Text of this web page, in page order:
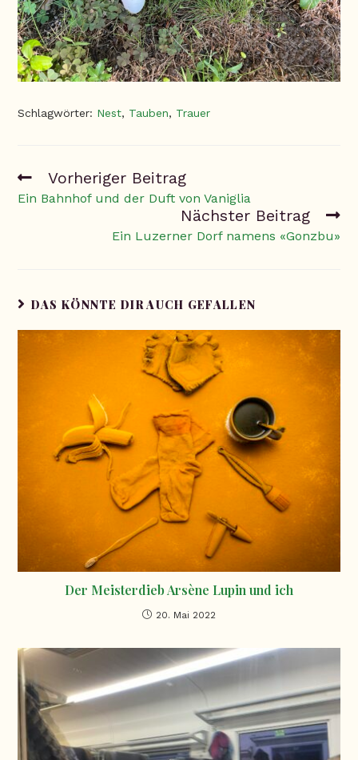
Schlagwörter: Nest, Tauben, Trauer
Vorheriger Beitrag
Ein Bahnhof und der Duft von Vaniglia
Nächster Beitrag
Ein Luzerner Dorf namens «Gonzbu»
DAS KÖNNTE DIR AUCH GEFALLEN
Der Meisterdieb Arsène Lupin und ich
20. Mai 2022